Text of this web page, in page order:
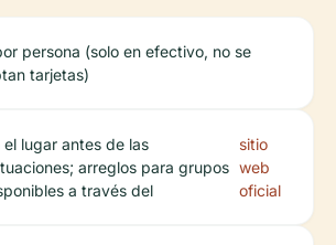
persona (solo en efectivo, no se
tarjetas)
el lugar antes de las
arreglos para grupos
a través del
sitio
web
oficial